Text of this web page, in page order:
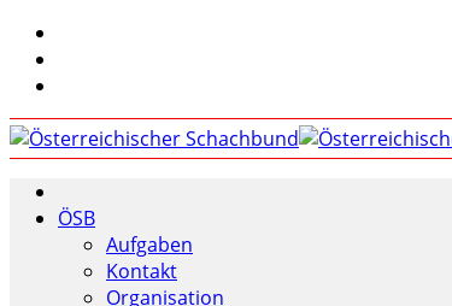
ÖSB
Aufgaben
Kontakt
Organisation